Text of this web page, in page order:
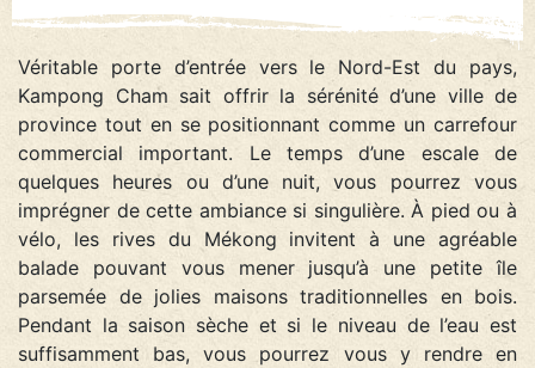
Véritable porte d’entrée vers le Nord-Est du pays,
Kampong Cham sait offrir la sérénité d’une ville de
province tout en se positionnant comme un carrefour
commercial important. Le temps d’une escale de
quelques heures ou d’une nuit, vous pourrez vous
imprégner de cette ambiance si singulière. À pied ou à
vélo, les rives du Mékong invitent à une agréable
balade pouvant vous mener jusqu’à une petite île
parsemée de jolies maisons traditionnelles en bois.
Pendant la saison sèche et si le niveau de l’eau est
suffisamment bas, vous pourrez vous y rendre en